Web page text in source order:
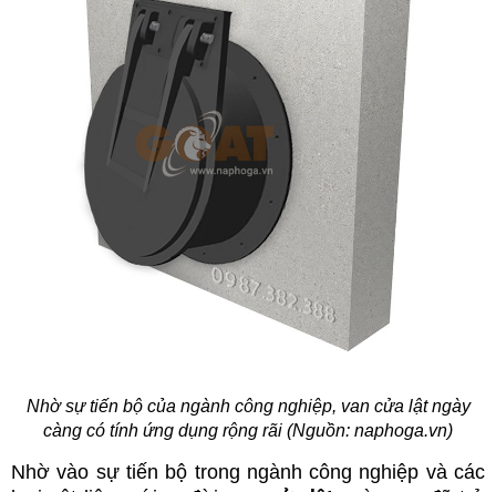
Nhờ sự tiến bộ của ngành công nghiệp, van cửa lật ngày
càng có tính ứng dụng rộng rãi (Nguồn: naphoga.vn)
Nhờ vào sự tiến bộ trong ngành công nghiệp và các